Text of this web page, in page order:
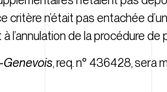
n’était pas entachée
de la procédure de
, req. n° 436428, sera